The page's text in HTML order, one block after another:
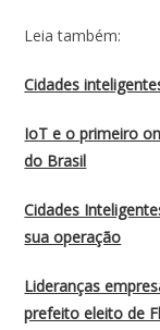
Leia também:
Cidades
IoT e o primeiro
do Brasil
Cidades
sua operação
Lideranças
prefeito eleito de